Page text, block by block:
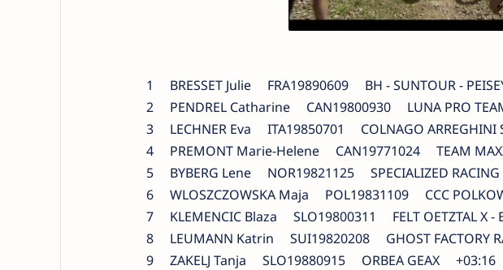
1 BRESSET Julie FRA19890609 BH - SUNTOUR -
2 PENDREL Catharine CAN19800930 LUNA PRO
3 LECHNER Eva ITA19850701 COLNAGO ARREGHINI
4 PREMONT Marie-Helene CAN19771024 TEAM
5 BYBERG Lene NOR19821125 SPECIALIZED
6 WLOSZCZOWSKA Maja POL19831109 CCC
7 KLEMENCIC Blaza SLO19800311 FELT OETZTAL X -
8 LEUMANN Katrin SUI19820208 GHOST FACTORY
9 ZAKELJ Tanja SLO19880915 ORBEA GEAX +03:16